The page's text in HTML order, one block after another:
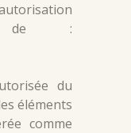
de :
du
éléments
comme